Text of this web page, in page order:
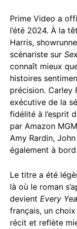
Prime Video a
l’été 2024. À la
Harris,
scénariste sur
connaît mieux
histoires
précision. Carley
exécutive de la
fidélité à l’esprit
par Amazon
Amy Rardin,
également à
Le titre a été
là où le roman
devient Every
français, un
récit et reflète